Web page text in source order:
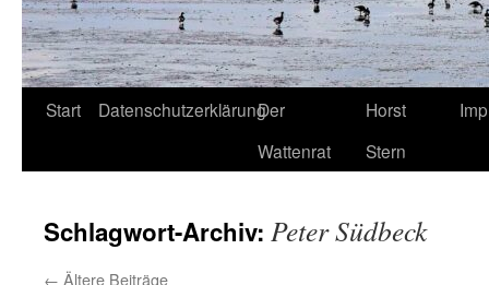
Start DatenschutzerklärungDer
Wattenrat
Horst
Stern
Schlagwort-Archiv: Peter Südbeck
← Ältere Beiträge